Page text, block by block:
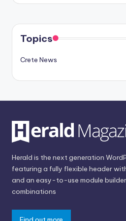
Topics
Crete News
Herald is the next generation
featuring a fully flexible header
and an easy-to-use module
combinations